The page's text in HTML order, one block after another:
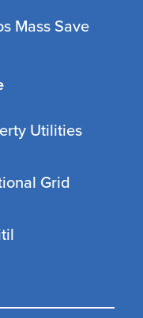
Mass Save
Utilities
Grid